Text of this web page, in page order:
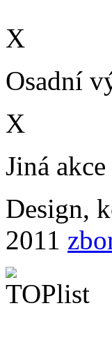
X
Osadní
X
Jiná akce
Design,
2011